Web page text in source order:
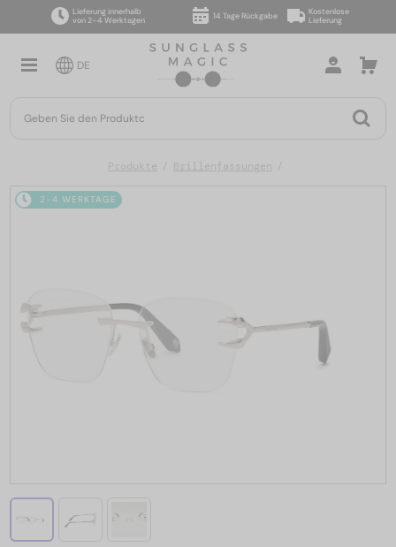
Lieferung innerhalb
von 2–4 Werktagen
14 Tage Rückgabe
Kostenlose
Lieferung
DE
Produkte Brillenfassungen
2-4 WERKTAGE